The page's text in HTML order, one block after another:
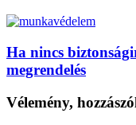
Ha nincs
megrendelés
Vélemény,